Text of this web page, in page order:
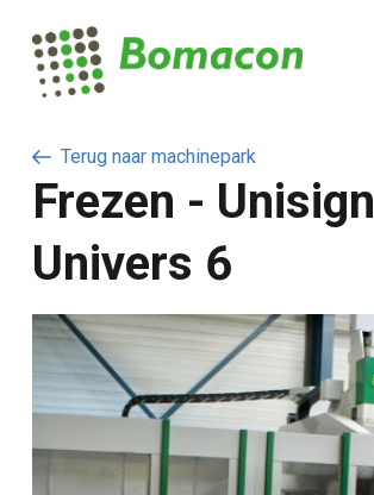
Terug naar machinepark
Frezen - Unisign
Univers 6